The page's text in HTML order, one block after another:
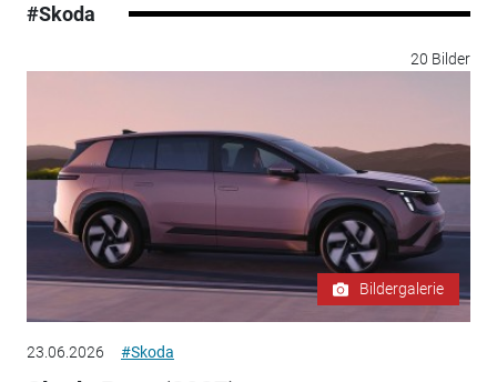
#Skoda
20 Bilder
Bildergalerie
23.06.2026 #Skoda